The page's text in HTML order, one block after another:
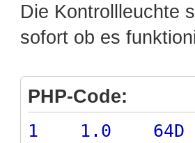
Die Kontrollleuchte
sofort ob es
PHP-Code:
1 1.0 64D